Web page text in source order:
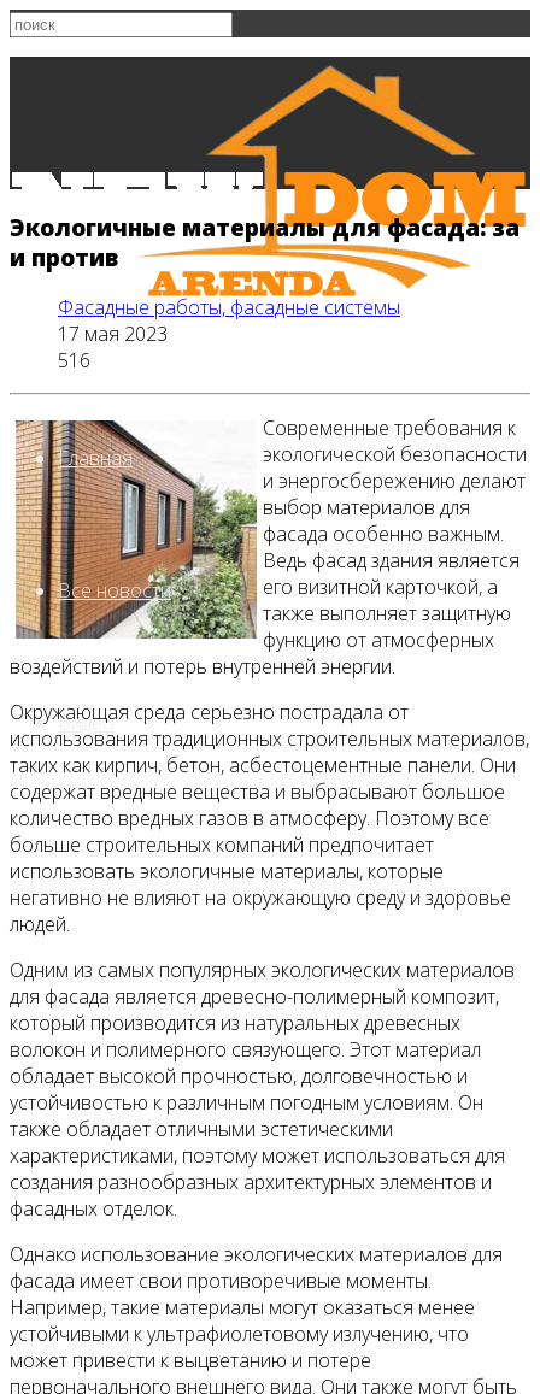
Главная
Все новости
Видео
Экологичные материалы для фасада: за
и против
Фасадные работы, фасадные системы
17 мая 2023
516
Современные требования к
экологической безопасности
и энергосбережению делают
выбор материалов для
фасада особенно важным.
Ведь фасад здания является
его визитной карточкой, а
также выполняет защитную
функцию от атмосферных
воздействий и потерь внутренней энергии.
Окружающая среда серьезно пострадала от
использования традиционных строительных материалов,
таких как кирпич, бетон, асбестоцементные панели. Они
содержат вредные вещества и выбрасывают большое
количество вредных газов в атмосферу. Поэтому все
больше строительных компаний предпочитает
использовать экологичные материалы, которые
негативно не влияют на окружающую среду и здоровье
людей.
Одним из самых популярных экологических материалов
для фасада является древесно-полимерный композит,
который производится из натуральных древесных
волокон и полимерного связующего. Этот материал
обладает высокой прочностью, долговечностью и
устойчивостью к различным погодным условиям. Он
также обладает отличными эстетическими
характеристиками, поэтому может использоваться для
создания разнообразных архитектурных элементов и
фасадных отделок.
Однако использование экологических материалов для
фасада имеет свои противоречивые моменты.
Например, такие материалы могут оказаться менее
устойчивыми к ультрафиолетовому излучению, что
может привести к выцветанию и потере
первоначального внешнего вида. Они также могут быть